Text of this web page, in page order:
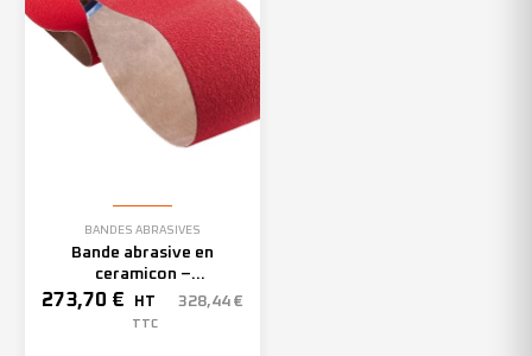
BANDES ABRASIVES
Bande abrasive en
ceramicon –
150mmx2000mm – Grain 40
– 305969 (x10)
273,70 € HT 328,44 €
TTC